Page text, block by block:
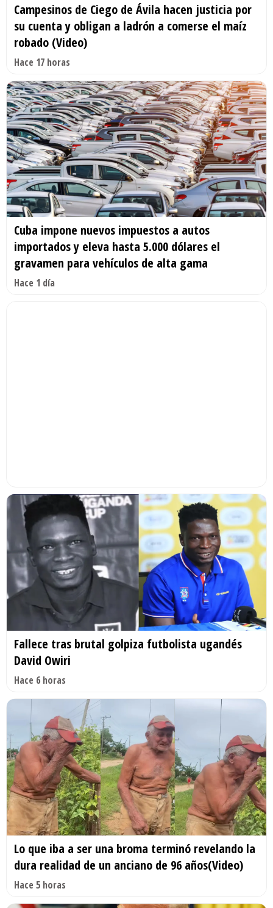
Campesinos de Ciego de Ávila hacen justicia por
su cuenta y obligan a ladrón a comerse el maíz
robado (Video)
Hace 17 horas
Cuba impone nuevos impuestos a autos
importados y eleva hasta 5.000 dólares el
gravamen para vehículos de alta gama
Hace 1 día
Fallece tras brutal golpiza futbolista ugandés
David Owiri
Hace 6 horas
Lo que iba a ser una broma terminó revelando la
dura realidad de un anciano de 96 años(Video)
Hace 5 horas